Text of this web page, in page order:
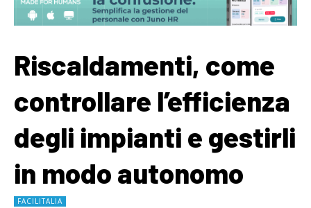
Riscaldamenti, come
controllare l’efficienza
degli impianti e gestirli
in modo autonomo
FACILITALIA